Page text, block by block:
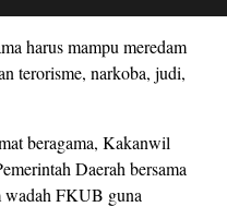
harus mampu meredam
terorisme, narkoba, judi,
beragama, Kakanwil
Daerah bersama
wadah FKUB guna